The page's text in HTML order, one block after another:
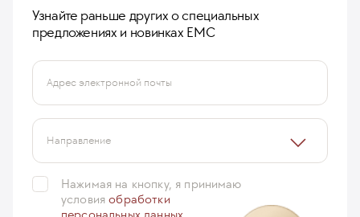
Узнайте раньше других о специальных
предложениях и новинках ЕМС
Адрес электронной почты
Направление
Нажимая на кнопку, я принимаю
условияобработки